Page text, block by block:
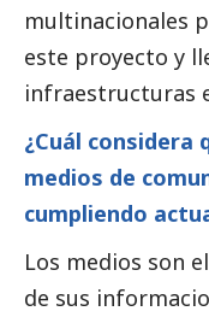
multinacionales
este proyecto y
infraestructuras
¿Cuál considera
medios de
cumpliendo
Los medios son
de sus